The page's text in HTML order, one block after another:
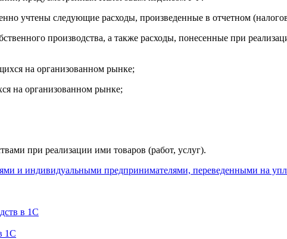
учтены следующие расходы, произведенные в отчетном
производства, а также расходы, понесенные при
на организованном рынке;
на организованном рынке;
при реализации ими товаров (работ, услуг).
и индивидуальными предпринимателями, переведенными на
в 1С
1С